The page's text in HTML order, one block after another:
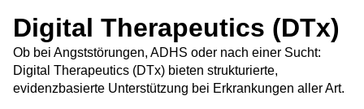
Digital Therapeutics (DTx)
Ob bei Angststörungen, ADHS oder nach einer Sucht:
Digital Therapeutics (DTx) bieten strukturierte,
evidenzbasierte Unterstützung bei Erkrankungen aller Art.